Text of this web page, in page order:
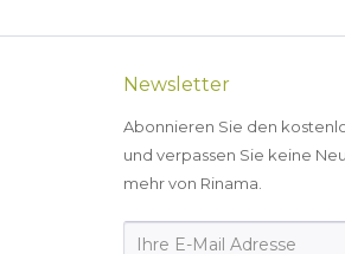
Newsletter
Abonnieren Sie den
und verpassen Sie keine
mehr von Rinama.